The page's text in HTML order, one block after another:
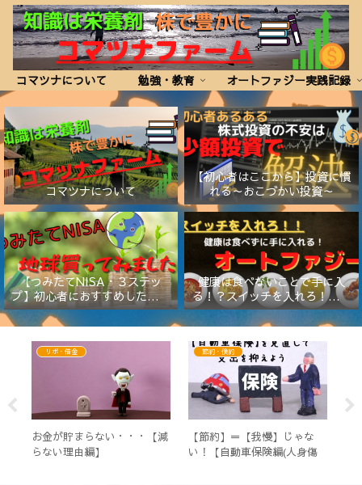
コマツナについて 勉強・教育 オートファジー実践記録
コマツナについて
【初心者はここから】投資に慣
れる～おこづかい投資～
【つみたてNISA・３ステッ
プ】初心者におすすめしたい証
券会社と商品
健康は食べないことで手に入
る！？スイッチを入れろ！【オ
ートファジー】
リボ・借金
お金が貯まらない・・・【減
らない理由編】
節約・倹約
【節約】＝【我慢】じゃな
い！【自動車保険編(人身傷